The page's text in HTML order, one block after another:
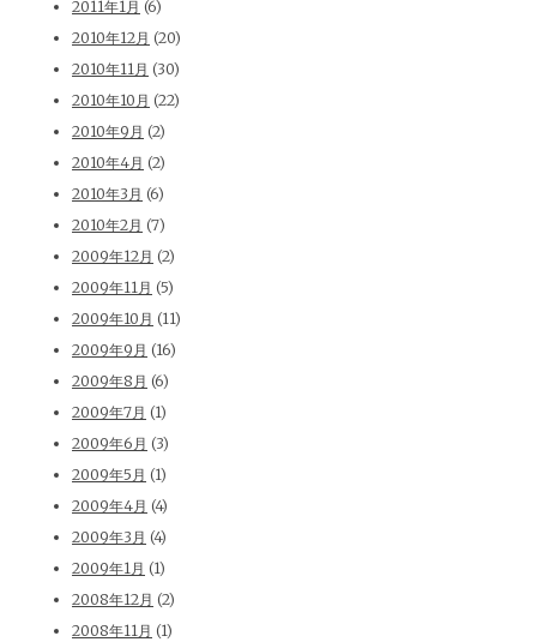
2011年1月 (6)
2010年12月 (20)
2010年11月 (30)
2010年10月 (22)
2010年9月 (2)
2010年4月 (2)
2010年3月 (6)
2010年2月 (7)
2009年12月 (2)
2009年11月 (5)
2009年10月 (11)
2009年9月 (16)
2009年8月 (6)
2009年7月 (1)
2009年6月 (3)
2009年5月 (1)
2009年4月 (4)
2009年3月 (4)
2009年1月 (1)
2008年12月 (2)
2008年11月 (1)